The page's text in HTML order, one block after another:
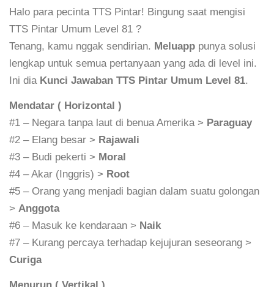
Halo para pecinta TTS Pintar! Bingung saat mengisi
TTS Pintar Umum Level 81 ?
Tenang, kamu nggak sendirian. Meluapp punya solusi
lengkap untuk semua pertanyaan yang ada di level ini.
Ini dia Kunci Jawaban TTS Pintar Umum Level 81.
Mendatar ( Horizontal )
#1 – Negara tanpa laut di benua Amerika > Paraguay
#2 – Elang besar > Rajawali
#3 – Budi pekerti > Moral
#4 – Akar (Inggris) > Root
#5 – Orang yang menjadi bagian dalam suatu golongan
> Anggota
#6 – Masuk ke kendaraan > Naik
#7 – Kurang percaya terhadap kejujuran seseorang >
Curiga